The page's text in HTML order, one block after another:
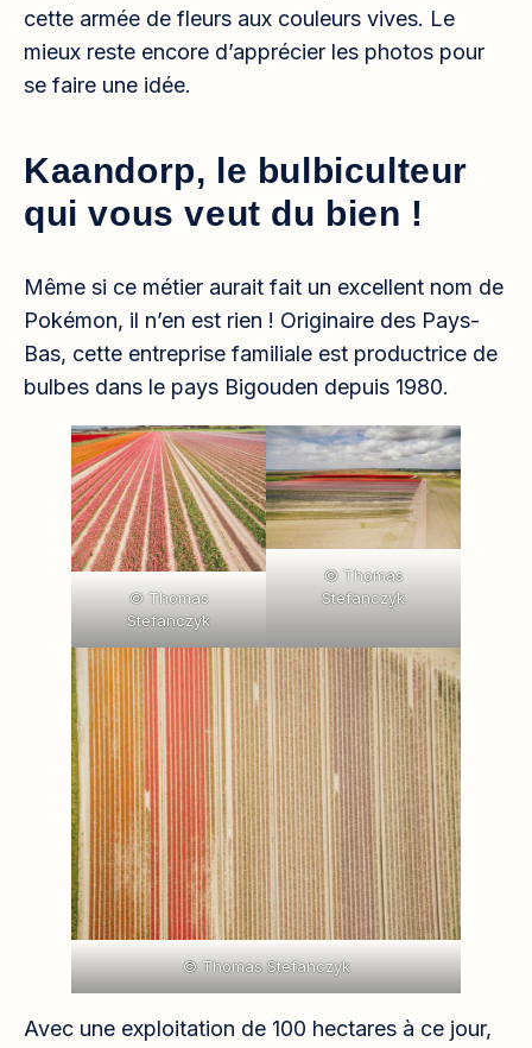
cette armée de fleurs aux couleurs vives. Le
mieux reste encore d’apprécier les photos pour
se faire une idée.
Kaandorp, le bulbiculteur
qui vous veut du bien !
Même si ce métier aurait fait un excellent nom de
Pokémon, il n’en est rien ! Originaire des Pays-
Bas, cette entreprise familiale est productrice de
bulbes dans le pays Bigouden depuis 1980.
© Thomas
Stefanczyk
© Thomas
Stefanczyk
© Thomas Stefanczyk
Avec une exploitation de 100 hectares à ce jour,